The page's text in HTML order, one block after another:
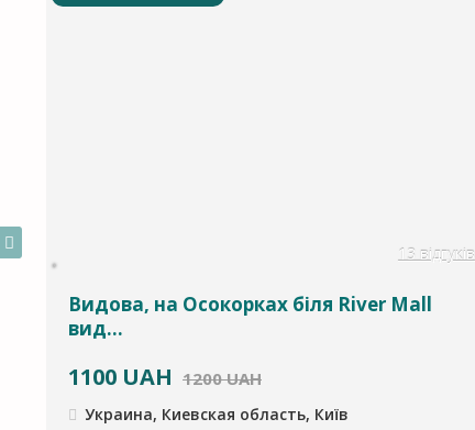
13 відгуків
Видова, на Осокорках біля River Mall
вид...
1100 UAH 1200 UAH
Украина, Киевская область, Київ